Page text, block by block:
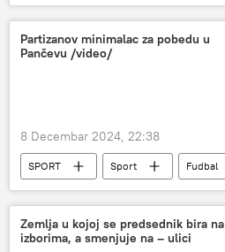
Društvo
Partizanov minimalac za pobedu u
Pančevu /video/
8 Decembar 2024, 22:38
SPORT Sport
Fudbal
FK Partizan
Superliga Srbije
Zemlja u kojoj se predsednik bira na
izborima, a smenjuje na – ulici